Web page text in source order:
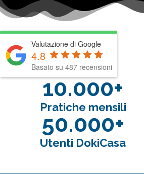
Valutazione di Google
4.8
Basato su 487 recensioni
10.000+
Pratiche mensili
50.000+
Utenti DokiCasa